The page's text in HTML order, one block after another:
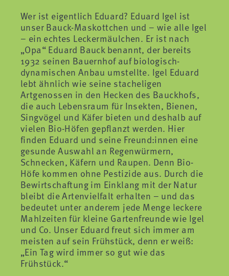
Wer ist eigentlich Eduard? Eduard Igel ist
unser Bauck-Maskottchen und – wie alle Igel
– ein echtes Leckermäulchen. Er ist nach
„Opa“ Eduard Bauck benannt, der bereits
1932 seinen Bauernhof auf biologisch-
dynamischen Anbau umstellte. Igel Eduard
lebt ähnlich wie seine stacheligen
Artgenossen in den Hecken des Bauckhofs,
die auch Lebensraum für Insekten, Bienen,
Singvögel und Käfer bieten und deshalb auf
vielen Bio-Höfen gepflanzt werden. Hier
finden Eduard und seine Freund:innen eine
gesunde Auswahl an Regenwürmern,
Schnecken, Käfern und Raupen. Denn Bio-
Höfe kommen ohne Pestizide aus. Durch die
Bewirtschaftung im Einklang mit der Natur
bleibt die Artenvielfalt erhalten – und das
bedeutet unter anderem jede Menge leckere
Mahlzeiten für kleine Gartenfreunde wie Igel
und Co. Unser Eduard freut sich immer am
meisten auf sein Frühstück, denn er weiß:
„Ein Tag wird immer so gut wie das
Frühstück.“